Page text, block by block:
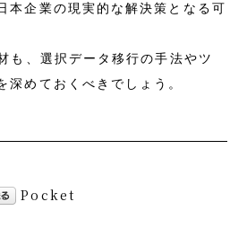
本企業の現実的な解決策となる可
も、選択データ移行の手法やツ
深めておくべきでしょう。
Pocket